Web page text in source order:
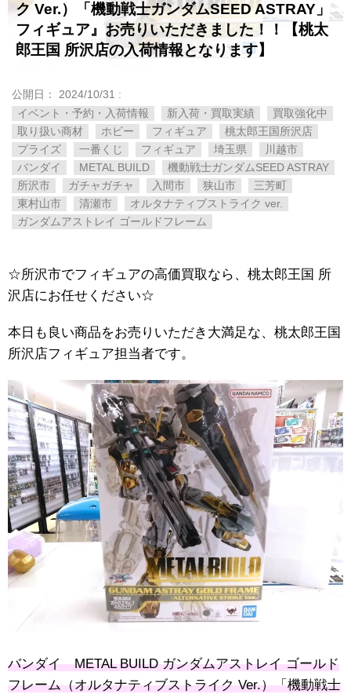
ク Ver.）「機動戦士ガンダムSEED ASTRAY」
フィギュア』お売りいただきました！！【桃太
郎王国 所沢店の入荷情報となります】
公開日： 2024/10/31 :
イベント・予約・入荷情報
新入荷・買取実績
買取強化中
取り扱い商材
ホビー フィギュア
桃太郎王国所沢店
プライズ
一番くじ フィギュア 埼玉県
川越市
バンダイ
METAL BUILD
機動戦士ガンダムSEED ASTRAY
所沢市
ガチャガチャ 入間市 狭山市
三芳町
東村山市
清瀬市
オルタナティブストライク ver.
ガンダムアストレイ ゴールドフレーム
☆所沢市でフィギュアの高価買取なら、桃太郎王国 所
沢店にお任せください☆
本日も良い商品をお売りいただき大満足な、桃太郎王国
所沢店フィギュア担当者です。
バンダイ METAL BUILD ガンダムアストレイ ゴールド
フレーム（オルタナティブストライク Ver.）「機動戦士